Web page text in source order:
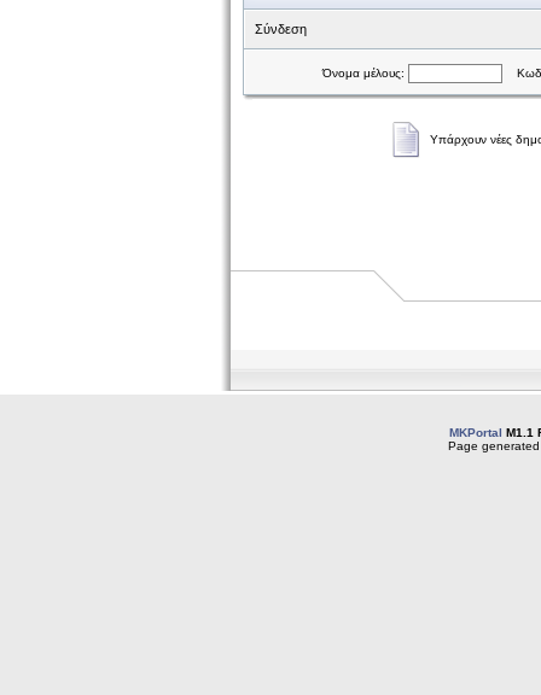
Σύνδεση
Όνομα μέλους:
Υπάρχουν νέες
MKPortal M1.1
Page